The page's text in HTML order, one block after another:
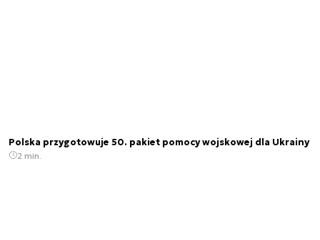
Polska przygotowuje 50. pakiet pomocy wojskowej dla Ukrainy
2 min.